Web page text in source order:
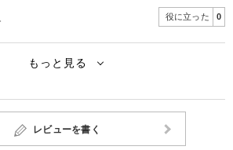
役に立った 0
もっと見る
レビューを書く